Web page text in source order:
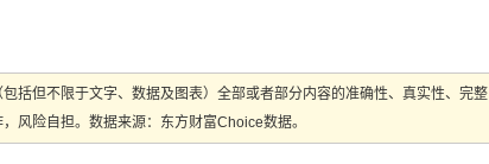
括但不限于文字、数据及图表）全部或者部分内容的准确性、真实性、完整
风险自担。数据来源：东方财富Choice数据。